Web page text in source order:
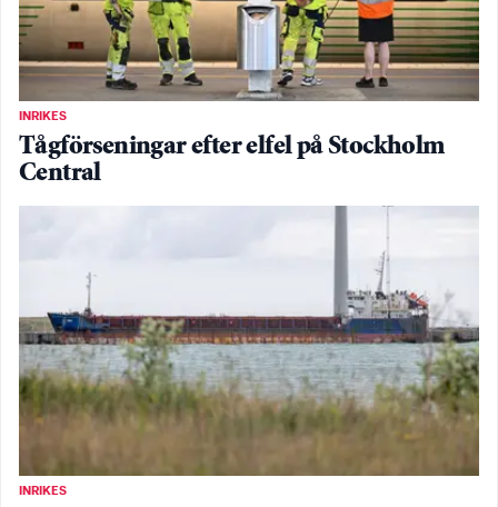
INRIKES
Tågförseningar efter elfel på Stockholm
Central
INRIKES